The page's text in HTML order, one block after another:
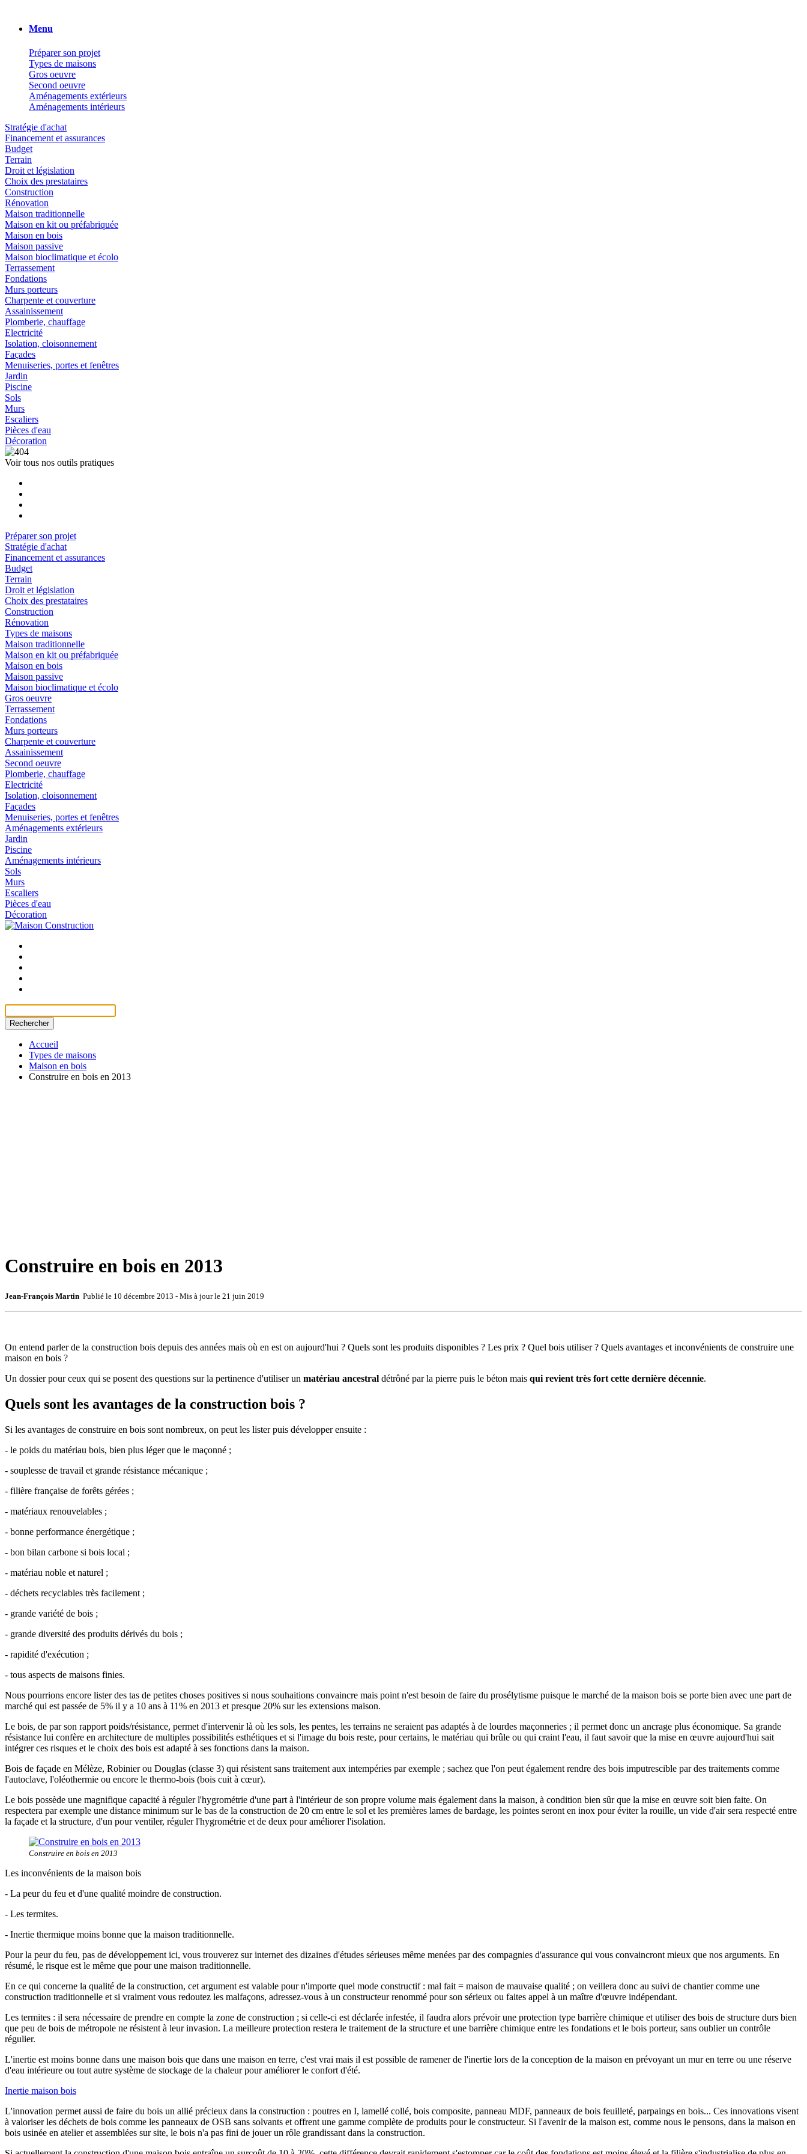
Menu
Préparer son projet
Types de maisons
Gros oeuvre
Second oeuvre
Aménagements extérieurs
Aménagements intérieurs
Stratégie d'achat
Financement et assurances
Budget
Terrain
Droit et législation
Choix des prestataires
Construction
Rénovation
Maison traditionnelle
Maison en kit ou préfabriquée
Maison en bois
Maison passive
Maison bioclimatique et écolo
Terrassement
Fondations
Murs porteurs
Charpente et couverture
Assainissement
Plomberie, chauffage
Electricité
Isolation, cloisonnement
Façades
Menuiseries, portes et fenêtres
Jardin
Piscine
Sols
Murs
Escaliers
Pièces d'eau
Décoration
Voir tous nos outils pratiques
Préparer son projet
Stratégie d'achat
Financement et assurances
Budget
Terrain
Droit et législation
Choix des prestataires
Construction
Rénovation
Types de maisons
Maison traditionnelle
Maison en kit ou préfabriquée
Maison en bois
Maison passive
Maison bioclimatique et écolo
Gros oeuvre
Terrassement
Fondations
Murs porteurs
Charpente et couverture
Assainissement
Second oeuvre
Plomberie, chauffage
Electricité
Isolation, cloisonnement
Façades
Menuiseries, portes et fenêtres
Aménagements extérieurs
Jardin
Piscine
Aménagements intérieurs
Sols
Murs
Escaliers
Pièces d'eau
Décoration
Rechercher
Accueil
Types de maisons
Maison en bois
Construire en bois en 2013
Construire en bois en 2013
Jean-François Martin Publié le 10 décembre 2013 - Mis à jour le 21 juin 2019
On entend parler de la construction bois depuis des années mais où en est on aujourd'hui ? Quels sont les produits disponibles ? Les prix ? Quel bois utiliser ? Quels avantages et inconvénients de construire une
maison en bois ?
Un dossier pour ceux qui se posent des questions sur la pertinence d'utiliser un matériau ancestral détrôné par la pierre puis le béton mais qui revient très fort cette dernière décennie.
Quels sont les avantages de la construction bois ?
Si les avantages de construire en bois sont nombreux, on peut les lister puis développer ensuite :
- le poids du matériau bois, bien plus léger que le maçonné ;
- souplesse de travail et grande résistance mécanique ;
- filière française de forêts gérées ;
- matériaux renouvelables ;
- bonne performance énergétique ;
- bon bilan carbone si bois local ;
- matériau noble et naturel ;
- déchets recyclables très facilement ;
- grande variété de bois ;
- grande diversité des produits dérivés du bois ;
- rapidité d'exécution ;
- tous aspects de maisons finies.
Nous pourrions encore lister des tas de petites choses positives si nous souhaitions convaincre mais point n'est besoin de faire du prosélytisme puisque le marché de la maison bois se porte bien avec une part de
marché qui est passée de 5% il y a 10 ans à 11% en 2013 et presque 20% sur les extensions maison.
Le bois, de par son rapport poids/résistance, permet d'intervenir là où les sols, les pentes, les terrains ne seraient pas adaptés à de lourdes maçonneries ; il permet donc un ancrage plus économique. Sa grande
résistance lui confère en architecture de multiples possibilités esthétiques et si l'image du bois reste, pour certains, le matériau qui brûle ou qui craint l'eau, il faut savoir que la mise en œuvre aujourd'hui sait
intégrer ces risques et le choix des bois est adapté à ses fonctions dans la maison.
Bois de façade en Mélèze, Robinier ou Douglas (classe 3) qui résistent sans traitement aux intempéries par exemple ; sachez que l'on peut également rendre des bois imputrescible par des traitements comme
l'autoclave, l'oléothermie ou encore le thermo-bois (bois cuit à cœur).
Le bois possède une magnifique capacité à réguler l'hygrométrie d'une part à l'intérieur de son propre volume mais également dans la maison, à condition bien sûr que la mise en œuvre soit bien faite. On
respectera par exemple une distance minimum sur le bas de la construction de 20 cm entre le sol et les premières lames de bardage, les pointes seront en inox pour éviter la rouille, un vide d'air sera respecté entre
la façade et la structure, d'un pour ventiler, réguler l'hygrométrie et de deux pour améliorer l'isolation.
Construire en bois en 2013
Les inconvénients de la maison bois
- La peur du feu et d'une qualité moindre de construction.
- Les termites.
- Inertie thermique moins bonne que la maison traditionnelle.
Pour la peur du feu, pas de développement ici, vous trouverez sur internet des dizaines d'études sérieuses même menées par des compagnies d'assurance qui vous convaincront mieux que nos arguments. En
résumé, le risque est le même que pour une maison traditionnelle.
En ce qui concerne la qualité de la construction, cet argument est valable pour n'importe quel mode constructif : mal fait = maison de mauvaise qualité ; on veillera donc au suivi de chantier comme une
construction traditionnelle et si vraiment vous redoutez les malfaçons, adressez-vous à un constructeur renommé pour son sérieux ou faites appel à un maître d'œuvre indépendant.
Les termites : il sera nécessaire de prendre en compte la zone de construction ; si celle-ci est déclarée infestée, il faudra alors prévoir une protection type barrière chimique et utiliser des bois de structure durs bien
que peu de bois de métropole ne résistent à leur invasion. La meilleure protection restera le traitement de la structure et une barrière chimique entre les fondations et le bois porteur, sans oublier un contrôle
régulier.
L'inertie est moins bonne dans une maison bois que dans une maison en terre, c'est vrai mais il est possible de ramener de l'inertie lors de la conception de la maison en prévoyant un mur en terre ou une réserve
d'eau intérieure ou tout autre système de stockage de la chaleur pour améliorer le confort d'été.
Inertie maison bois
L'innovation permet aussi de faire du bois un allié précieux dans la construction : poutres en I, lamellé collé, bois composite, panneau MDF, panneaux de bois feuilleté, parpaings en bois... Ces innovations visent
à valoriser les déchets de bois comme les panneaux de OSB sans solvants et offrent une gamme complète de produits pour le constructeur. Si l'avenir de la maison est, comme nous le pensons, dans la maison en
bois usinée en atelier et assemblées sur site, le bois n'a pas fini de jouer un rôle grandissant dans la construction.